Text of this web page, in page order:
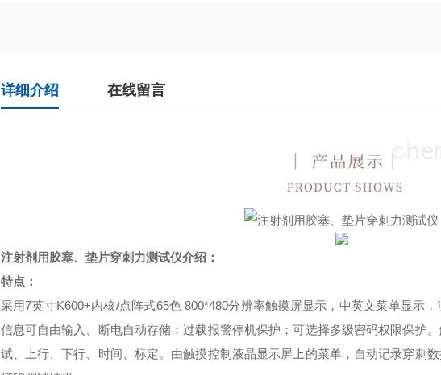
详细介绍 在线留言
注射剂用胶塞、垫片穿刺力测试仪介绍：
特点：
采用7英寸K600+内核/点阵式65色 800*480分辨率触摸屏显示，中英文菜单显示
信息可自由输入、断电自动存储；过载报警停机保护；可选择多级密码权限保护
试、上行、下行、时间、标定。由触摸控制液晶显示屏上的菜单，自动记录穿刺